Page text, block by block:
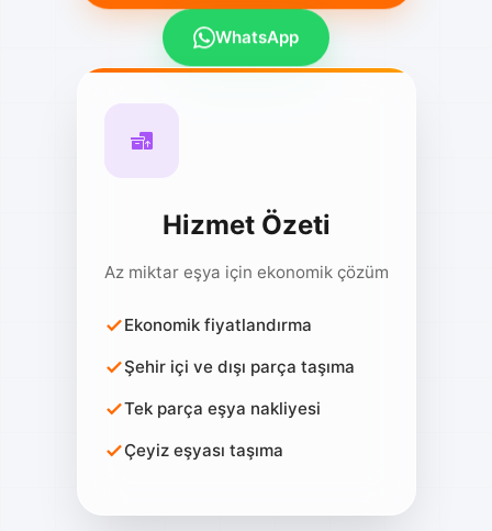
Hizmet Özeti
Az miktar eşya için ekonomik çözüm
Ekonomik fiyatlandırma
Şehir içi ve dışı parça taşıma
Tek parça eşya nakliyesi
Çeyiz eşyası taşıma